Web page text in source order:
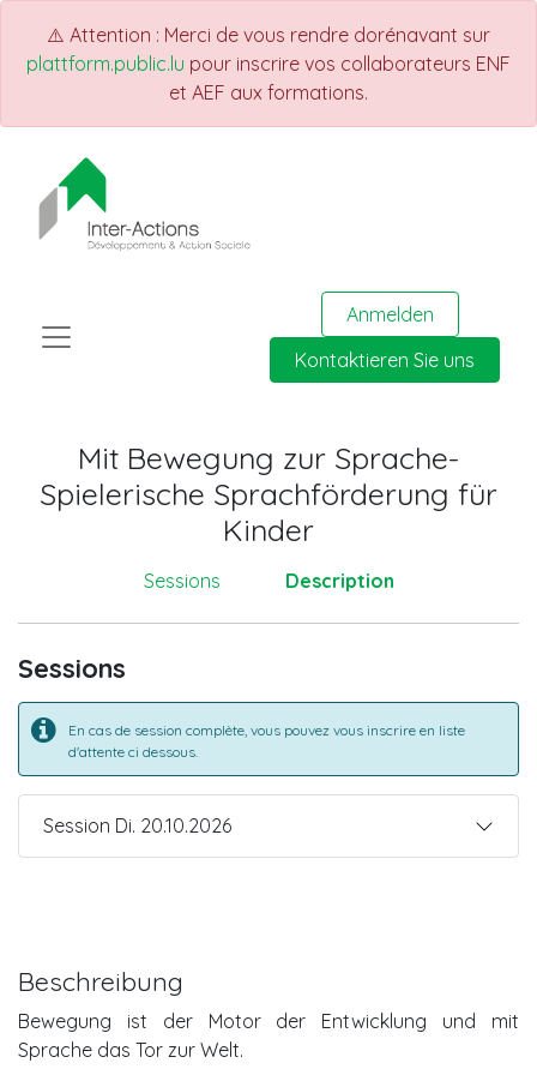
⚠️ Attention : Merci de vous rendre dorénavant sur
plattform.public.lu pour inscrire vos collaborateurs ENF
et AEF aux formations.
Anmelden
Kontaktieren Sie uns
Mit Bewegung zur Sprache-
Spielerische Sprachförderung für
Kinder
Sessions Description
Sessions
En cas de session complète, vous pouvez vous inscrire en liste
d'attente ci dessous.
Session Di. 20.10.2026
Beschreibung
Bewegung ist der Motor der Entwicklung und mit
Sprache das Tor zur Welt.